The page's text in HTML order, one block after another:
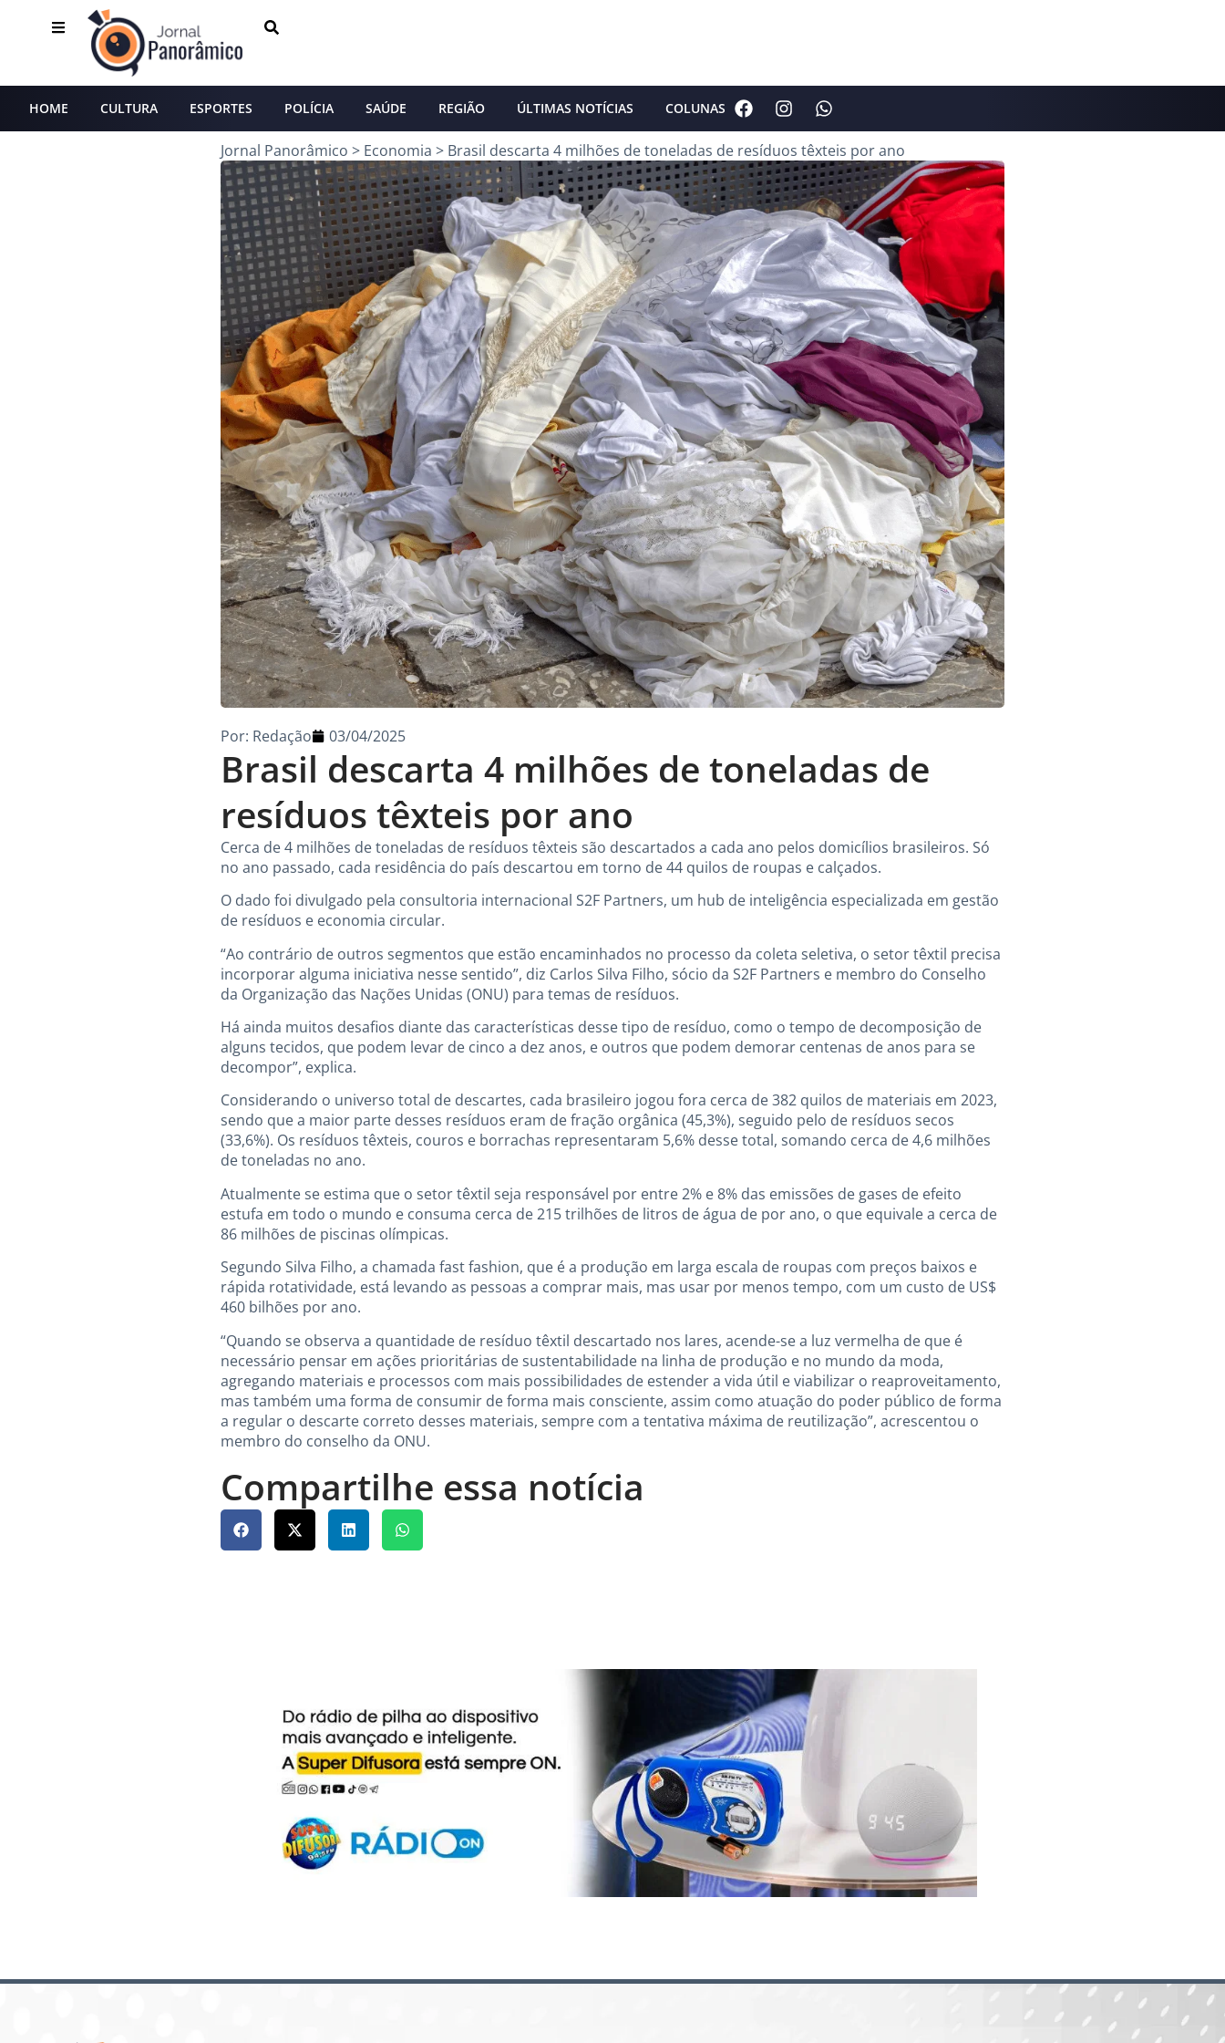
HOME CULTURA ESPORTES POLÍCIA SAÚDE REGIÃO ÚLTIMAS NOTÍCIAS COLUNAS
Jornal Panorâmico > Economia > Brasil descarta 4 milhões de toneladas de resíduos têxteis por ano
Brasil descarta 4 milhões de toneladas de
resíduos têxteis por ano
Por: Redação 03/04/2025
Cerca de 4 milhões de toneladas de resíduos têxteis são descartados a cada ano pelos domicílios brasileiros. Só
no ano passado, cada residência do país descartou em torno de 44 quilos de roupas e calçados.
O dado foi divulgado pela consultoria internacional S2F Partners, um hub de inteligência especializada em gestão
de resíduos e economia circular.
“Ao contrário de outros segmentos que estão encaminhados no processo da coleta seletiva, o setor têxtil precisa
incorporar alguma iniciativa nesse sentido”, diz Carlos Silva Filho, sócio da S2F Partners e membro do Conselho
da Organização das Nações Unidas (ONU) para temas de resíduos.
Há ainda muitos desafios diante das características desse tipo de resíduo, como o tempo de decomposição de
alguns tecidos, que podem levar de cinco a dez anos, e outros que podem demorar centenas de anos para se
decompor”, explica.
Considerando o universo total de descartes, cada brasileiro jogou fora cerca de 382 quilos de materiais em 2023,
sendo que a maior parte desses resíduos eram de fração orgânica (45,3%), seguido pelo de resíduos secos
(33,6%). Os resíduos têxteis, couros e borrachas representaram 5,6% desse total, somando cerca de 4,6 milhões
de toneladas no ano.
Atualmente se estima que o setor têxtil seja responsável por entre 2% e 8% das emissões de gases de efeito
estufa em todo o mundo e consuma cerca de 215 trilhões de litros de água de por ano, o que equivale a cerca de
86 milhões de piscinas olímpicas.
Segundo Silva Filho, a chamada fast fashion, que é a produção em larga escala de roupas com preços baixos e
rápida rotatividade, está levando as pessoas a comprar mais, mas usar por menos tempo, com um custo de US$
460 bilhões por ano.
“Quando se observa a quantidade de resíduo têxtil descartado nos lares, acende-se a luz vermelha de que é
necessário pensar em ações prioritárias de sustentabilidade na linha de produção e no mundo da moda,
agregando materiais e processos com mais possibilidades de estender a vida útil e viabilizar o reaproveitamento,
mas também uma forma de consumir de forma mais consciente, assim como atuação do poder público de forma
a regular o descarte correto desses materiais, sempre com a tentativa máxima de reutilização”, acrescentou o
membro do conselho da ONU.
Compartilhe essa notícia